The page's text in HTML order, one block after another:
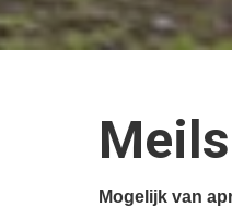
Mogelijk van